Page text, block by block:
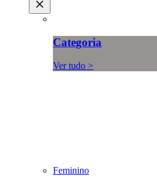
Categoria
Ver tudo >
Feminino